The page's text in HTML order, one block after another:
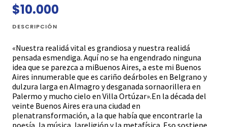
$10.000
DESCRIPCIÓN
«Nuestra realidá vital es grandiosa y nuestra realidá
pensada esmendiga. Aquí no se ha engendrado ninguna
idea que se parezca a miBuenos Aires, a este mi Buenos
Aires innumerable que es cariño deárboles en Belgrano y
dulzura larga en Almagro y desganada sornaorillera en
Palermo y mucho cielo en Villa Ortúzar».En la década del
veinte Buenos Aires era una ciudad en
plenatransformación, a la que había que encontrarle la